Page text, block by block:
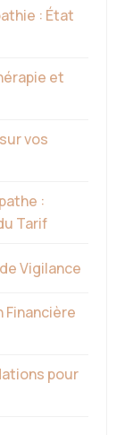
: État
et
vos
:
Tarif
Vigilance
pour